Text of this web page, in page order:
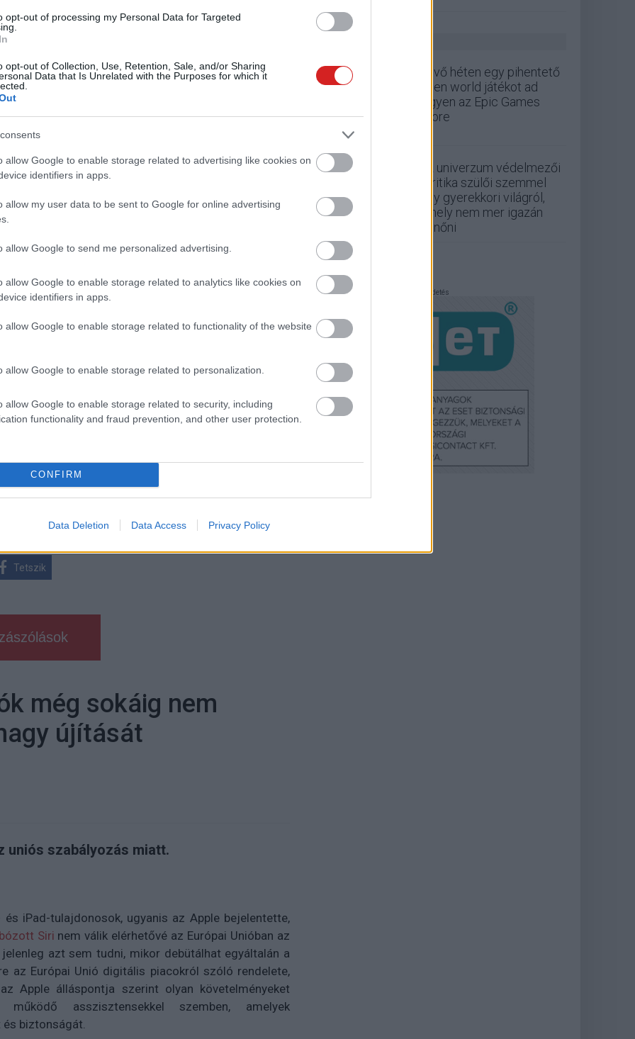
opt-out of processing my Personal Data for Targeted
opt-out of Collection, Use, Retention, Sale, and/or Sharing
Data that Is Unrelated with the Purposes for which it
allow Google to enable storage related to advertising like cookies on
identifiers in apps.
allow my user data to be sent to Google for online advertising
allow Google to send me personalized advertising.
allow Google to enable storage related to analytics like cookies on
identifiers in apps.
allow Google to enable storage related to functionality of the website
allow Google to enable storage related to personalization.
allow Google to enable storage related to security, including
functionality and fraud prevention, and other user protection.
CONFIRM
Data Deletion Data Access Privacy Policy
árulkodik abba az irányba, amikor a logisztikai
tekintenek. A Prologis hazai és regionális
automatizáció még a kezdeti szakaszban jár, de a
ami a közép-európai piac egészére is igaz lehet. A
is, hogy a bérlők egyre kevésbé akarnak teljes
a meglévő raktárak fejlesztését választják. Ezt
platformja is, amely lehetővé teszi, hogy az
alakítsák át automatizált működésre, jelentős
projekt is, ahol egy élelmiszer-nagykereskedelmi
fel, amely állványrendszeren belüli automatizált
az EPS, vagyis Electric Pallet Shuttle technológia,
a raklapok kezelését, miközben modern
Az így kialakított rendszer egyszerre növeli a
sebességet.
új balatoni kardioösvény (X)
#elemzés
Tetszik
még sokáig nem
újítását
uniós szabályozás miatt.
iPad-tulajdonosok, ugyanis az Apple bejelentette,
Siri nem válik elérhetővé az Európai Unióban az
azt sem tudni, mikor debütálhat egyáltalán a
az Európai Unió digitális piacokról szóló rendelete,
Apple álláspontja szerint olyan követelményeket
asszisztensekkel szemben, amelyek
biztonságát.
Jövő héten egy pihentető
open world játékot ad
ingyen az Epic Games
Store
Az univerzum védelmezői
- kritika szülői szemmel
egy gyerekkori világról,
amely nem mer igazán
felnőni
Hirdetés